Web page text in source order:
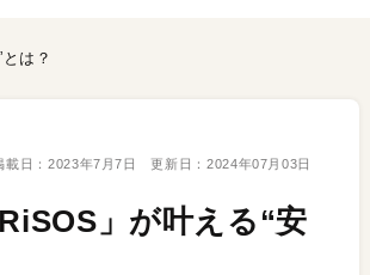
は？
載日： 2023年7月7日 更新日： 2024年07月03日
」が叶える“安